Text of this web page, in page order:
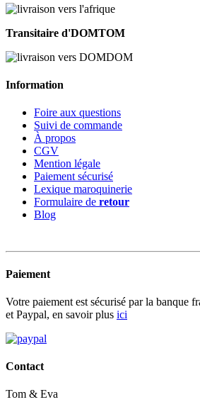
Transitaire d'DOMTOM
Information
Foire aux questions
Suivi de commande
À propos
CGV
Mention légale
Paiement sécurisé
Lexique maroquinerie
Formulaire de retour
Blog
Paiement
Votre paiement est sécurisé par la banque
et Paypal, en savoir plus ici
Contact
Tom & Eva